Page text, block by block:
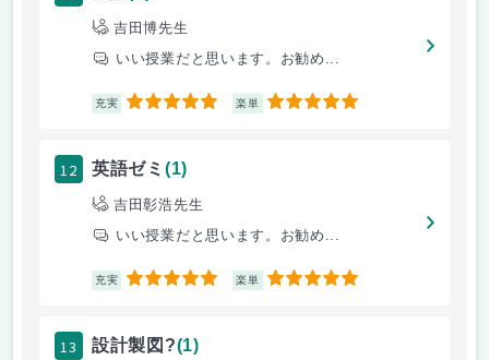
吉田博先生
いい授業だと思います。お勧め...
充実 5 楽単 5
12 英語ゼミ (1)
吉田彰浩先生
いい授業だと思います。お勧め...
充実 5 楽単 5
13 設計製図?(1)